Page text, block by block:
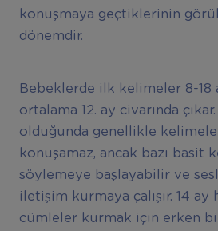
konuşmaya geçtiklerinin
dönemdir.
Bebeklerde ilk kelimeler 8-18
ortalama 12. ay civarında
olduğunda genellikle
konuşamaz, ancak bazı basit
söylemeye başlayabilir ve
iletişim kurmaya çalışır. 14 ay
cümleler kurmak için erken